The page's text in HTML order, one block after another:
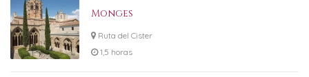
Monges
Ruta del Cister
1,5 horas